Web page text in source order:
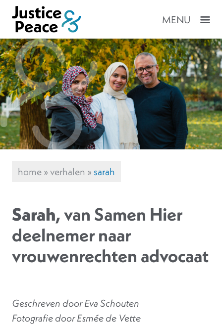
MENU
home»verhalen »sarah
Sarah, van Samen Hier
deelnemer naar
vrouwenrechten advocaat
Geschreven door Eva Schouten
Fotografie door Esmée de Vette